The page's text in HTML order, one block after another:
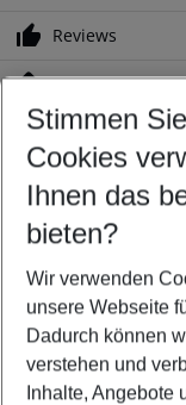
Reviews
Location
Customize your offer
Find the perfect
Your departure
Any airport
Select your date
08/08/26–
Who will travel
2 adults
Stimmen
Cookies
Ihnen das
bieten?
Wir verwenden
unsere Webseite
Dadurch können
verstehen und
Inhalte, Angebote